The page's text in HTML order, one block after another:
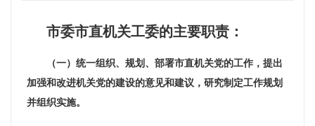
市委市直机关工委的主要职责：
（一）统一组织、规划、部署市直机关党的工作，提出
加强和改进机关党的建设的意见和建议，研究制定工作规划
并组织实施。